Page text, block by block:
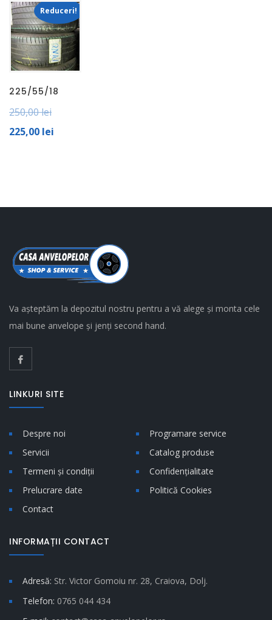
Reduceri!
225/55/18
250,00lei
225,00 lei
Va așteptăm la depozitul nostru pentru a vă alege și monta cele
mai bune anvelope și jenți second hand.
LINKURI SITE
Despre noi
Programare service
Servicii
Catalog produse
Termeni și condiții
Confidențialitate
Prelucrare date
Politică Cookies
Contact
INFORMAȚII CONTACT
Adresă: Str. Victor Gomoiu nr. 28, Craiova, Dolj.
Telefon: 0765 044 434